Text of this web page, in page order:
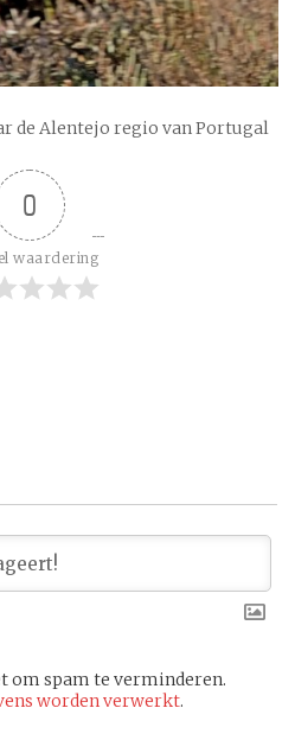
de Alentejo regio van Portugal
0
waardering
om spam te verminderen.
worden verwerkt.